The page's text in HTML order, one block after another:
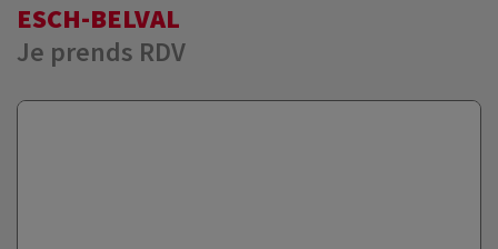
ESCH-BELVAL
Je prends RDV